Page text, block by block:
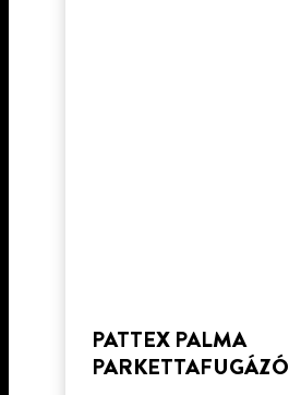
PATTEX PALMA
PARKETTAFUGÁZÓ